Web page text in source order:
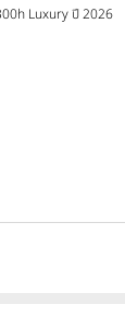
Luxury ปี 2026